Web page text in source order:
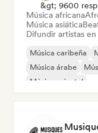
&gt; 9600
Música africana
Música asiática
Difundir artistas en
Música caribeña
Música árabe
Música oriental